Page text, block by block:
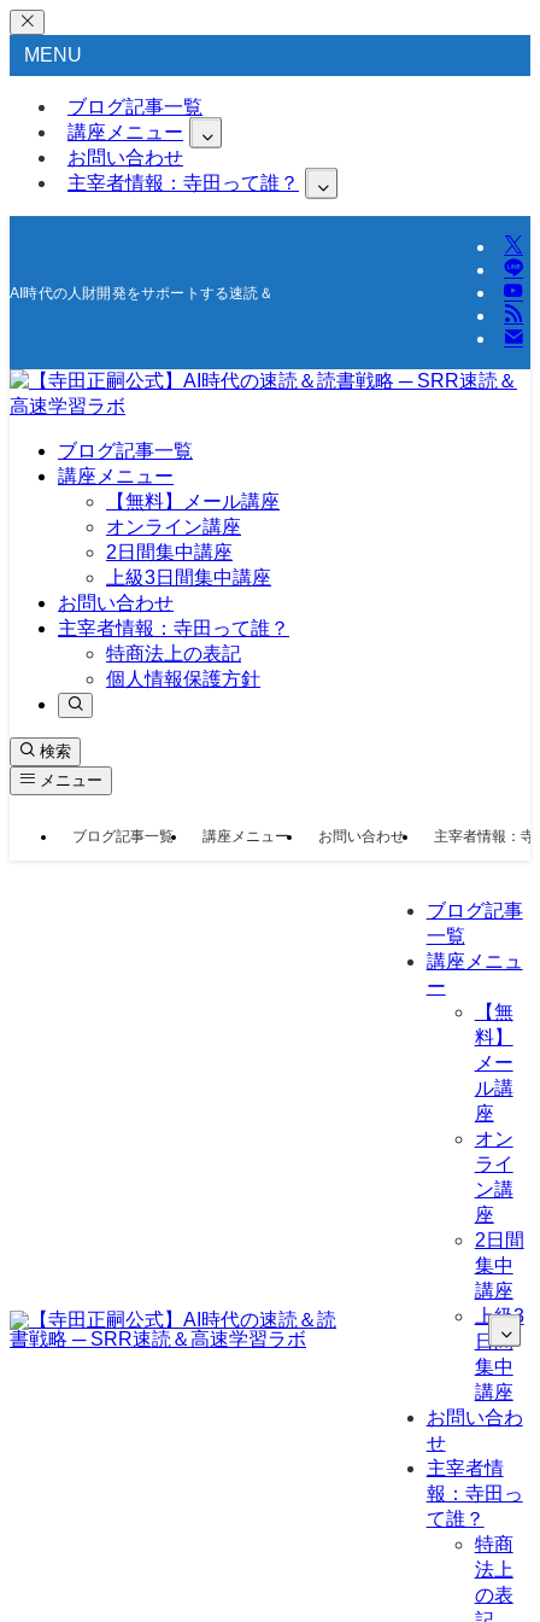
MENU
ブログ記事一覧
講座メニュー
お問い合わせ
主宰者情報：寺田って誰？
AI時代の人財開発をサポートする速読＆高速学習の研究所
ブログ記事一覧
講座メニュー
【無料】メール講座
オンライン講座
2日間集中講座
上級3日間集中講座
お問い合わせ
主宰者情報：寺田って誰？
特商法上の表記
個人情報保護方針
検索
メニュー
ブログ記事一覧 講座メニュー お問い合わせ 主宰者情報：寺
ブログ記事
一覧
講座メニュ
ー
【無
料】
メー
ル講
座
オン
ライ
ン講
座
2日間
集中
講座
上級3
日間
集中
講座
お問い合わ
せ
主宰者情
報：寺田っ
て誰？
特商
法上
の表